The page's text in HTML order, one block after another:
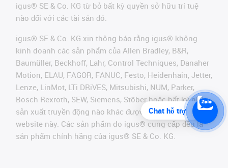
igus® SE & Co. KG từ bỏ bất kỳ quyền sở hữu trí tuệ
nào đối với các tài sản đó.
igus® SE & Co. KG xin thông báo rằng igus® không
kinh doanh các sản phẩm của Allen Bradley, B&R,
Baumüller, Beckhoff, Lahr, Control Techniques, Danaher
Motion, ELAU, FAGOR, FANUC, Festo, Heidenhain, Jetter,
Lenze, LinMot, LTi DRiVES, Mitsubishi, NUM, Parker,
Bosch Rexroth, SEW, Siemens, Stöber hoặc bất kỳ nhà
sản xuất truyền động nào khác được đề cập trên
website này. Các sản phẩm do igus® cung cấp đều là
sản phẩm chính hãng của igus® SE & Co. KG.
Chat hỗ trợ